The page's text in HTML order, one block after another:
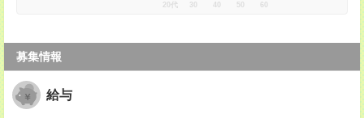
20代 30 40 50 60
募集情報
給与